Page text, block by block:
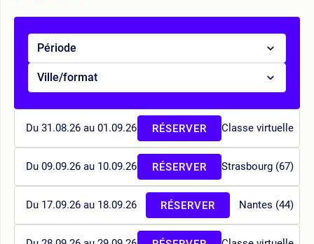
Période
Ville/format
Du 31.08.26 au 01.09.26 Classe virtuelle
RÉSERVER
Du 09.09.26 au 10.09.26 Strasbourg (67)
RÉSERVER
Du 17.09.26 au 18.09.26 Nantes (44)
RÉSERVER